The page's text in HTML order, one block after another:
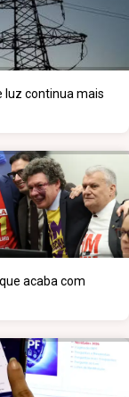
luz continua mais
acaba com